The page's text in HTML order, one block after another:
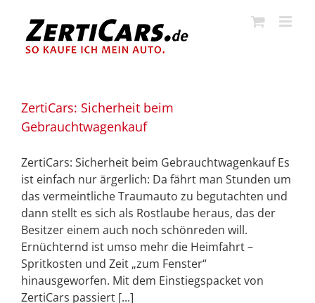
springen
ZertiCars: Sicherheit beim
Gebrauchtwagenkauf
ZertiCars: Sicherheit beim Gebrauchtwagenkauf Es
ist einfach nur ärgerlich: Da fährt man Stunden um
das vermeintliche Traumauto zu begutachten und
dann stellt es sich als Rostlaube heraus, das der
Besitzer einem auch noch schönreden will.
Ernüchternd ist umso mehr die Heimfahrt –
Spritkosten und Zeit „zum Fenster“
hinausgeworfen. Mit dem Einstiegspacket von
ZertiCars passiert [...]